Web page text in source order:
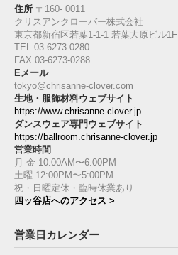
住所 〒160‐ 0011
クリスアンクローバー株式会社
東京都新宿区若葉1‐1-1 若葉大原ビル1F
TEL 03-6273-0280
FAX 03-6273-0288
Eメール
tokyo@chrisanne-clover.com
生地・服飾材料ウェブサイト
https://www.chrisanne-clover.jp
ダンスウェア専門ウェブサイト
https://ballroom.chrisanne-clover.jp
営業時間
月-金 10:00AM〜6:00PM
土曜 12:00PM〜5:00PM
祝・日曜定休・臨時休業あり
四ッ谷店へのアクセス >
営業日カレンダー